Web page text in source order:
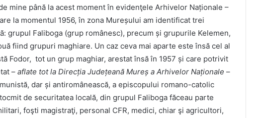
mine până la acest moment în evidenţele Arhivelor Naționale –
la momentul 1956, în zona Mureșului am identificat trei
grupul Faliboga (grup românesc), precum și grupurile Kelemen,
fiind grupuri maghiare. Un caz ceva mai aparte este însă cel al
Fodor, tot un grup maghiar, arestat însă în 1957 și care potrivit
– aflate tot la Direcția Județeană Mureș a Arhivelor Naționale –
dar și antiromânească, a episcopului romano-catolic
de securitatea locală, din grupul Faliboga făceau parte
foşti magistraţi, personal CFR, medici, chiar şi agricultori,